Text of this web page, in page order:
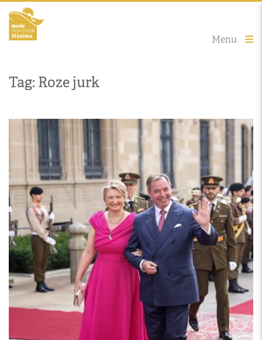
Menu
Tag: Roze jurk